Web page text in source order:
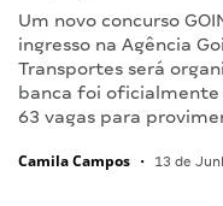
Um novo concurso
ingresso na Agência
Transportes será
banca foi
63 vagas para
Camila Campos • 13 de